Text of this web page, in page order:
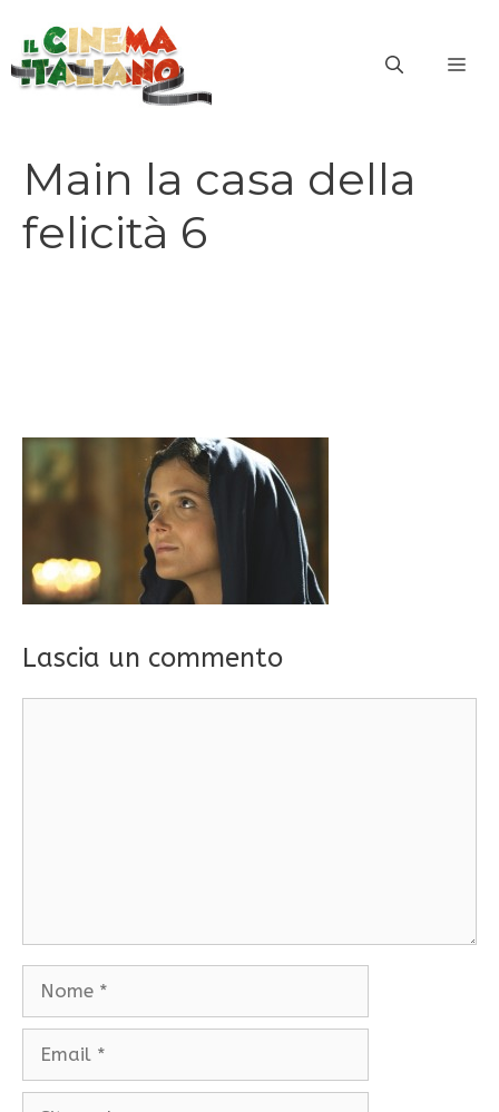
contenuto
Main la casa della
felicità 6
Lascia un commento